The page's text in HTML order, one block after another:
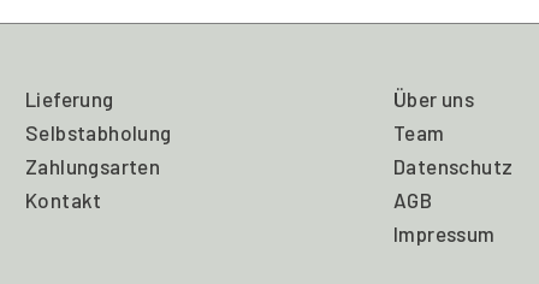
Lieferung
Selbstabholung
Zahlungsarten
Kontakt
Über uns
Team
Datenschutz
AGB
Impressum